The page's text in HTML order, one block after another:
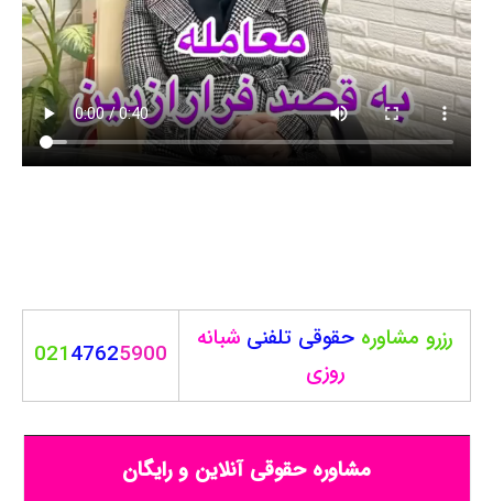
رزرو مشاوره حقوقی تلفنی شبانه
روزی
02147625900
مشاوره حقوقی آنلاین و رایگان